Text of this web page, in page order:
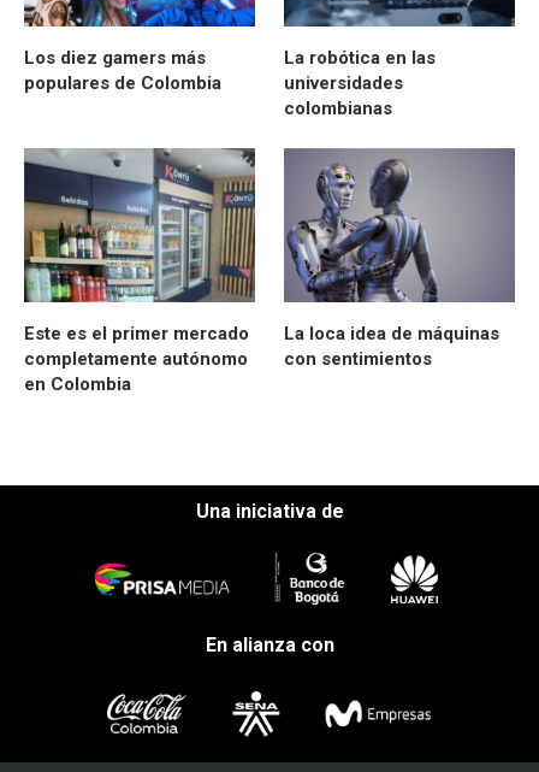
Los diez gamers más
populares de Colombia
La robótica en las
universidades
colombianas
Este es el primer mercado
completamente autónomo
en Colombia
La loca idea de máquinas
con sentimientos
Una iniciativa de
En alianza con